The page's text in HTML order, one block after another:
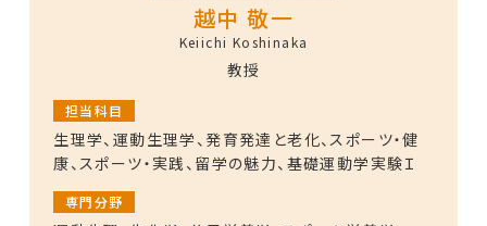
越中 敬一
Keiichi Koshinaka
教授
担当科目
生理学、運動生理学、発育発達と老化、スポーツ・健
康、スポーツ・実践、留学の魅力、基礎運動学実験Ｉ
専門分野